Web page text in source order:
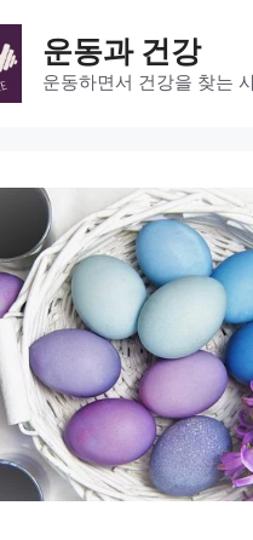
운동과 건강
운동하면서 건강을 찾는